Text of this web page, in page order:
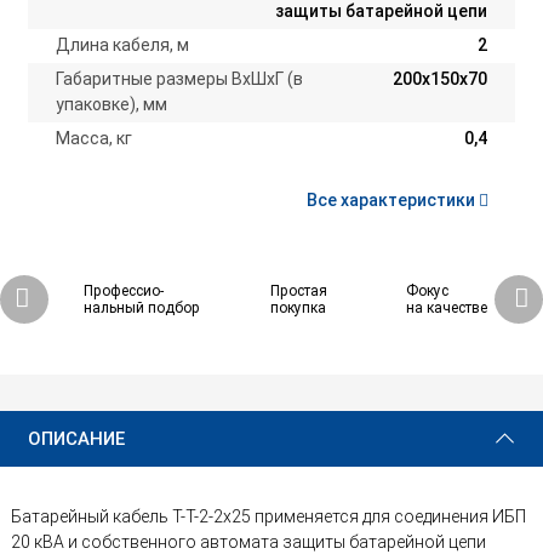
защиты батарейной цепи
Длина кабеля, м
2
Габаритные размеры ВхШхГ (в
упаковке), мм
200х150х70
Масса, кг 0,4
Все характеристики
Профессио-
нальный подбор
Простая
покупка
Фокус
на качестве
2 370 ₽ Купить
ОПИСАНИЕ
Батарейный кабель T-T-2-2х25 применяется для соединения ИБП
20 кВА и собственного автомата защиты батарейной цепи